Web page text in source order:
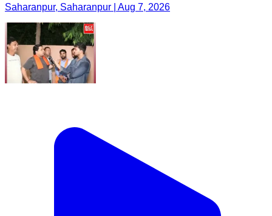
Saharanpur, Saharanpur | Aug 7, 2026